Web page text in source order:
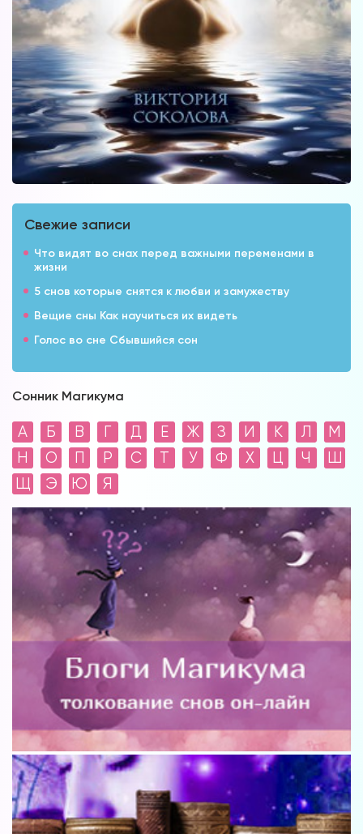
Свежие записи
Что видят во снах перед важными переменами в
жизни
5 снов которые снятся к любви и замужеству
Вещие сны Как научиться их видеть
Голос во сне Сбывшийся сон
Сонник Магикума
А Б В Г Д Е Ж З И К Л
М
Н
О П Р С Т У Ф Х Ц Ч
Ш
Щ
Э Ю Я